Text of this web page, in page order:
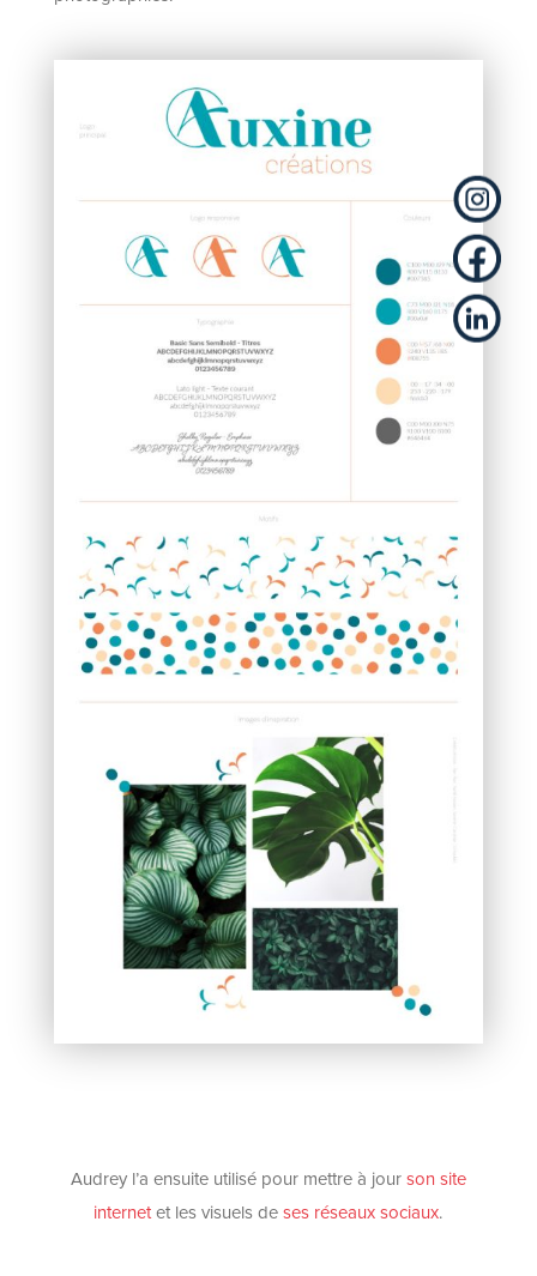
Audrey l’a ensuite utilisé pour mettre à jourson site
internetet les visuels deses réseaux sociaux.